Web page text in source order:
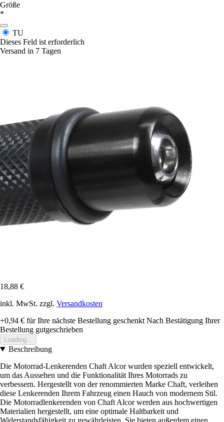
Größe
*
TU
Dieses Feld ist erforderlich
Versand in 7 Tagen
18,88 €
inkl. MwSt. zzgl. Versandkosten
+0,94 € für Ihre nächste Bestellung geschenkt Nach Bestätigung Ihrer
Bestellung gutgeschrieben
Loading...
Beschreibung
Die Motorrad-Lenkerenden Chaft Alcor wurden speziell entwickelt,
um das Aussehen und die Funktionalität Ihres Motorrads zu
verbessern. Hergestellt von der renommierten Marke Chaft, verleihen
diese Lenkerenden Ihrem Fahrzeug einen Hauch von modernem Stil.
Die Motorradlenkerenden von Chaft Alcor werden aus hochwertigen
Materialien hergestellt, um eine optimale Haltbarkeit und